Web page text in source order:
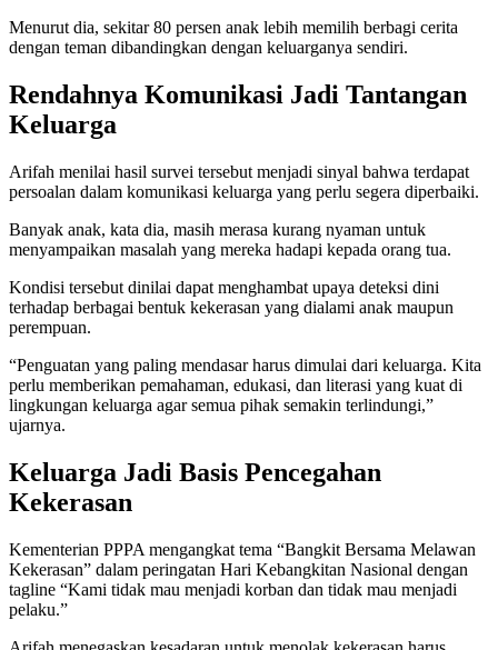
Menurut dia, sekitar 80 persen anak lebih memilih berbagi cerita
dengan teman dibandingkan dengan keluarganya sendiri.
Rendahnya Komunikasi Jadi Tantangan
Keluarga
Arifah menilai hasil survei tersebut menjadi sinyal bahwa terdapat
persoalan dalam komunikasi keluarga yang perlu segera diperbaiki.
Banyak anak, kata dia, masih merasa kurang nyaman untuk
menyampaikan masalah yang mereka hadapi kepada orang tua.
Kondisi tersebut dinilai dapat menghambat upaya deteksi dini
terhadap berbagai bentuk kekerasan yang dialami anak maupun
perempuan.
“Penguatan yang paling mendasar harus dimulai dari keluarga. Kita
perlu memberikan pemahaman, edukasi, dan literasi yang kuat di
lingkungan keluarga agar semua pihak semakin terlindungi,”
ujarnya.
Keluarga Jadi Basis Pencegahan
Kekerasan
Kementerian PPPA mengangkat tema “Bangkit Bersama Melawan
Kekerasan” dalam peringatan Hari Kebangkitan Nasional dengan
tagline “Kami tidak mau menjadi korban dan tidak mau menjadi
pelaku.”